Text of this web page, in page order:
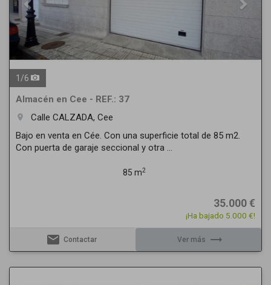
1 /6
Almacén en Cee - REF.: 37
room
Calle CALZADA, Cee
Bajo en venta en Cée. Con una superficie total de 85 m2.
Con puerta de garaje seccional y otra ...
85 m2
35.000 €
¡Ha bajado 5.000 €!
email Contactar Ver más trending_flat
Next